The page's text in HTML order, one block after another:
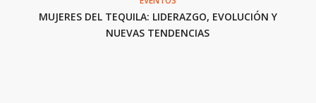
MUJERES DEL TEQUILA: LIDERAZGO, EVOLUCIÓN Y
NUEVAS TENDENCIAS